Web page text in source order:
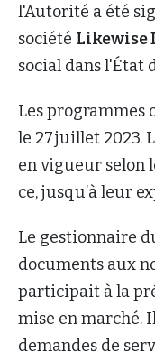
l'Autorité a été
société Likewise
social dans l'État
Les programmes
le 27 juillet 2023.
en vigueur selon
ce, jusqu’à leur
Le gestionnaire
documents aux
participait à la
mise en marché.
demandes de